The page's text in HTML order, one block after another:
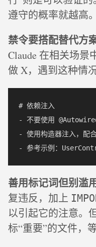
遵守的概率就越高。
禁令要搭配替代方
Claude 在相关场景
做 X，遇到这种情
# 依赖注入
- 不要使用
- 使用构造器注入，
善用标记词但别滥
复违反，加上
以引起它的注意
标“重要”的文件，